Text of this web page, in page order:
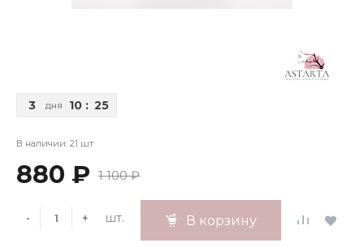
3 дня 10 : 25
В наличии: 21 шт
880 ₽ 1 100 ₽
- + шт. В корзину